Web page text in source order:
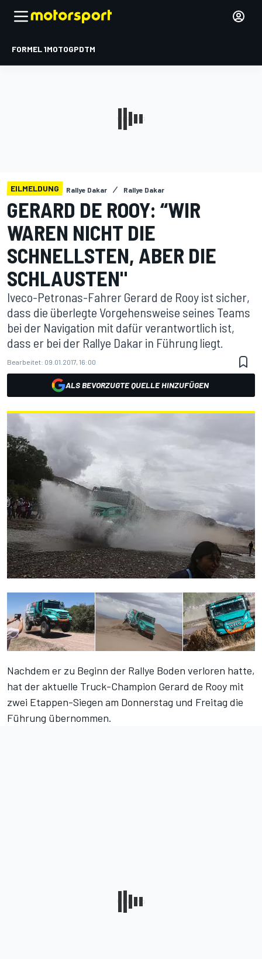
FORMEL 1MOTOGPDTM
EILMELDUNG Rallye Dakar Rallye Dakar
GERARD DE ROOY: “WIR
WAREN NICHT DIE
SCHNELLSTEN, ABER DIE
SCHLAUSTEN"
Iveco-Petronas-Fahrer Gerard de Rooy ist sicher,
dass die überlegte Vorgehensweise seines Teams
bei der Navigation mit dafür verantwortlich ist,
dass er bei der Rallye Dakar in Führung liegt.
Bearbeitet: 09.01.2017, 16:00
ALS BEVORZUGTE QUELLE HINZUFÜGEN
Nachdem er zu Beginn der Rallye Boden verloren hatte,
hat der aktuelle Truck-Champion Gerard de Rooy mit
zwei Etappen-Siegen am Donnerstag und Freitag die
Führung übernommen.